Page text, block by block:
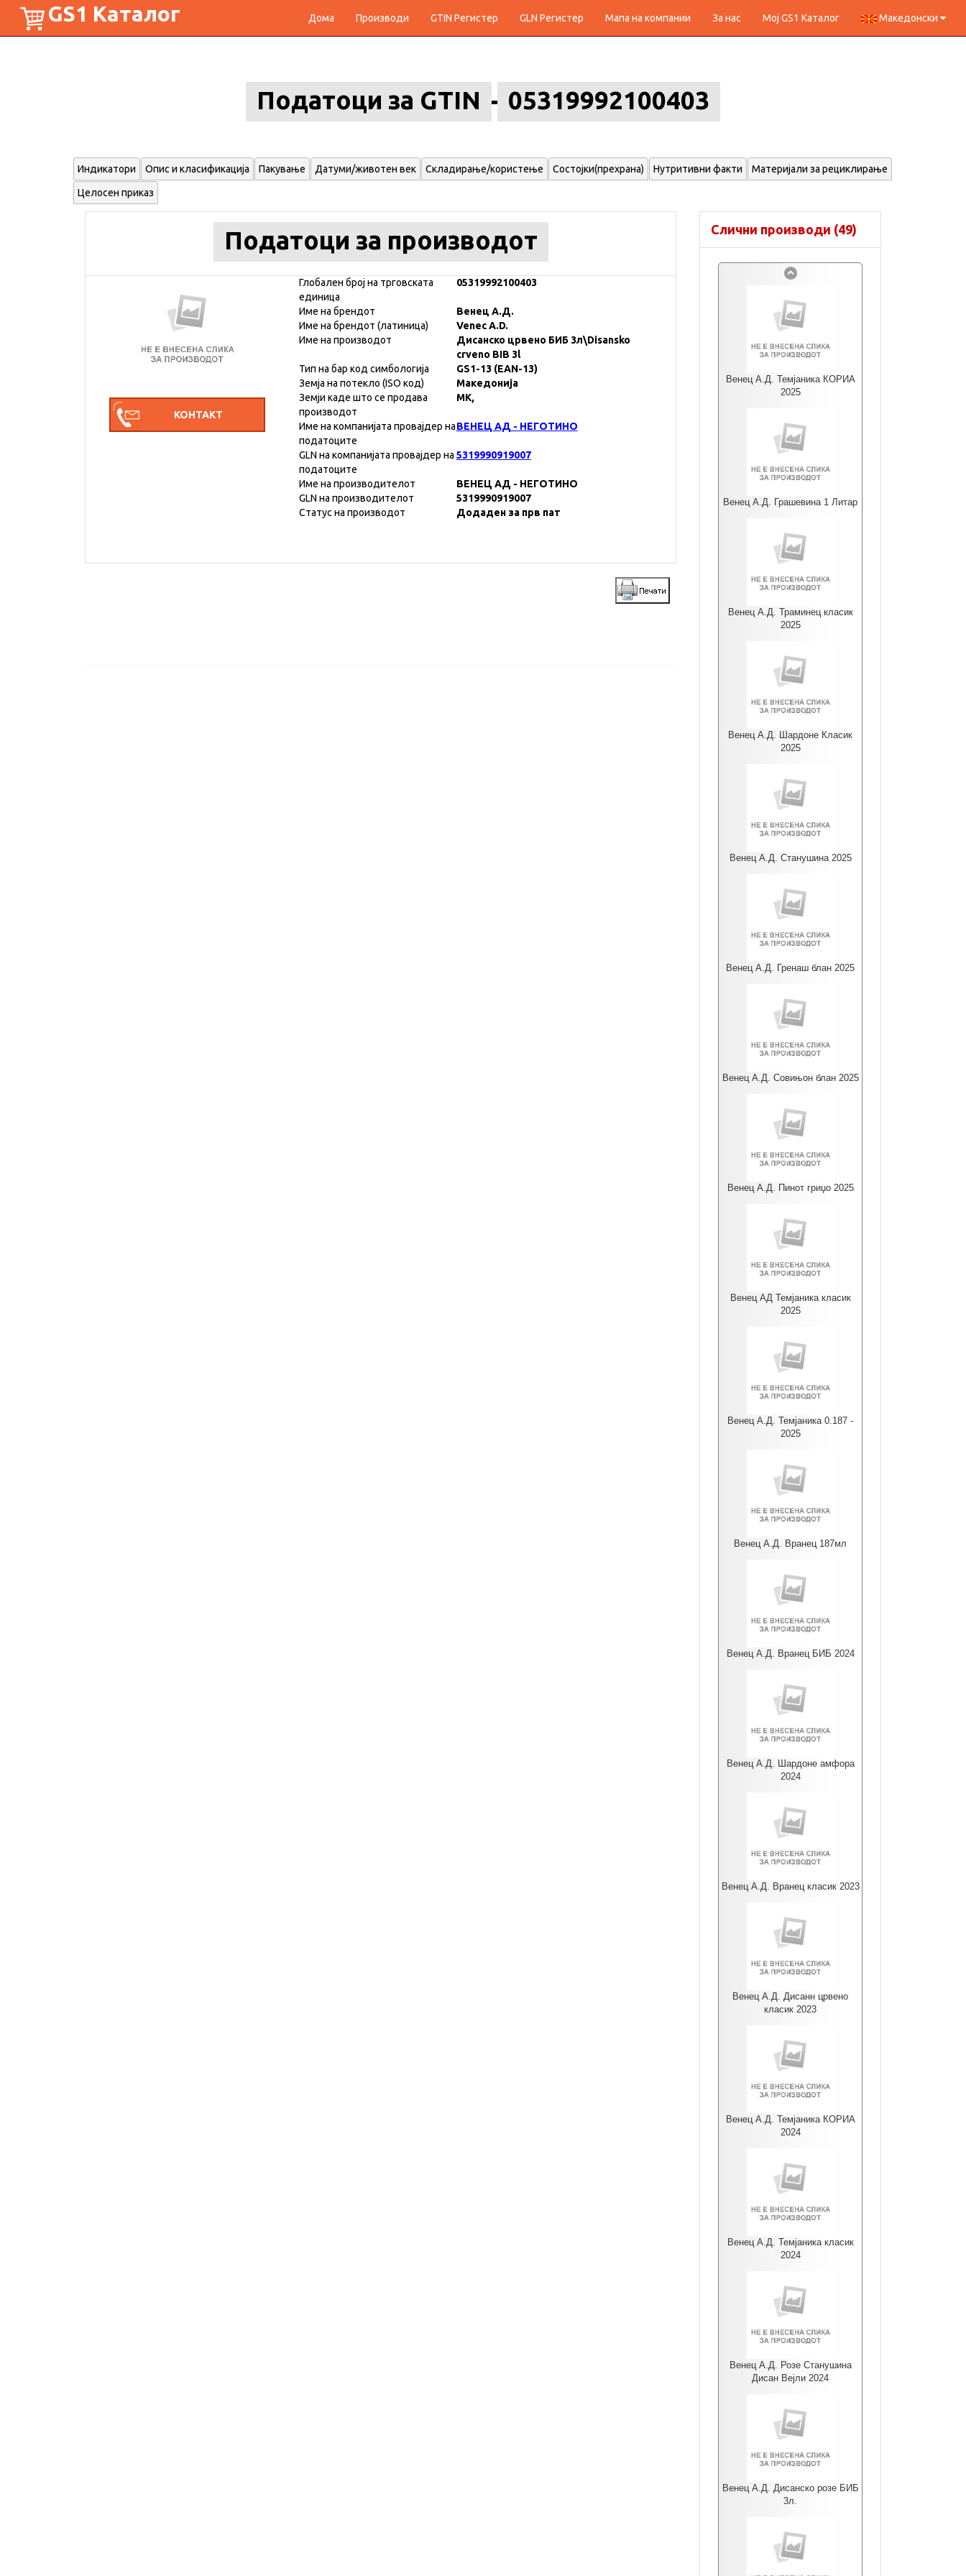
GS1 Каталог Дома Производи GTIN Регистер GLN Регистер Мапа на компании За нас Мој GS1 Каталог Македонски
Податоци за GTIN 05319992100403
Индикатори Опис и класификација Пакување Датуми/животен век Складирање/користење Состојки(прехрана) Нутритивни факти Материјали за рециклирање
Целосен приказ
Податоци за производот
Глобален број на трговската
единица
05319992100403
Име на брендот
Венец А.Д.
Име на брендот (латиница)
Venec A.D.
Име на производот
Дисанско црвено БИБ 3л\Disansko
crveno BIB 3l
Тип на бар код симбологија
GS1-13 (EAN-13)
Земја на потекло (ISO код)
Македонија
Земји каде што се продава
производот
MK,
Име на компанијата провајдер на
податоците
ВЕНЕЦ АД - НЕГОТИНО
GLN на компанијата провајдер на
податоците
5319990919007
Име на производителот
ВЕНЕЦ АД - НЕГОТИНО
GLN на производителот
5319990919007
Статус на производот
Додаден за прв пат
Слични производи (49)
Венец А.Д. Темјаника КОРИА
2025
Венец А.Д. Грашевина 1 Литар
Венец А.Д. Траминец класик
2025
Венец А.Д. Шардоне Класик
2025
Венец А.Д. Станушина 2025
Венец А.Д. Гренаш блан 2025
Венец А.Д. Совињон блан 2025
Венец А.Д. Пинот гриџо 2025
Венец АД Темјаника класик
2025
Венец А.Д. Темјаника 0.187 -
2025
Венец А.Д. Вранец 187мл
Венец А.Д. Вранец БИБ 2024
Венец А.Д. Шардоне амфора
2024
Венец А.Д. Вранец класик 2023
Венец А.Д. Дисанн црвено
класик 2023
Венец А.Д. Темјаника КОРИА
2024
Венец А.Д. Темјаника класик
2024
Венец А.Д. Розе Станушина
Дисан Вејли 2024
Венец А.Д. Дисанско розе БИБ
3л.